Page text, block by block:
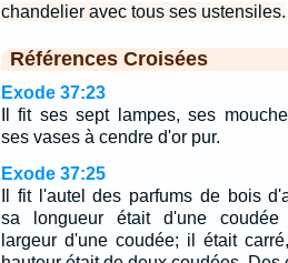
chandelier avec tous ses ustensiles.
Références Croisées
Exode 37:23
Il fit ses sept lampes, ses
ses vases à cendre d'or pur.
Exode 37:25
Il fit l'autel des parfums de bois
sa longueur était d'une
largeur d'une coudée; il était